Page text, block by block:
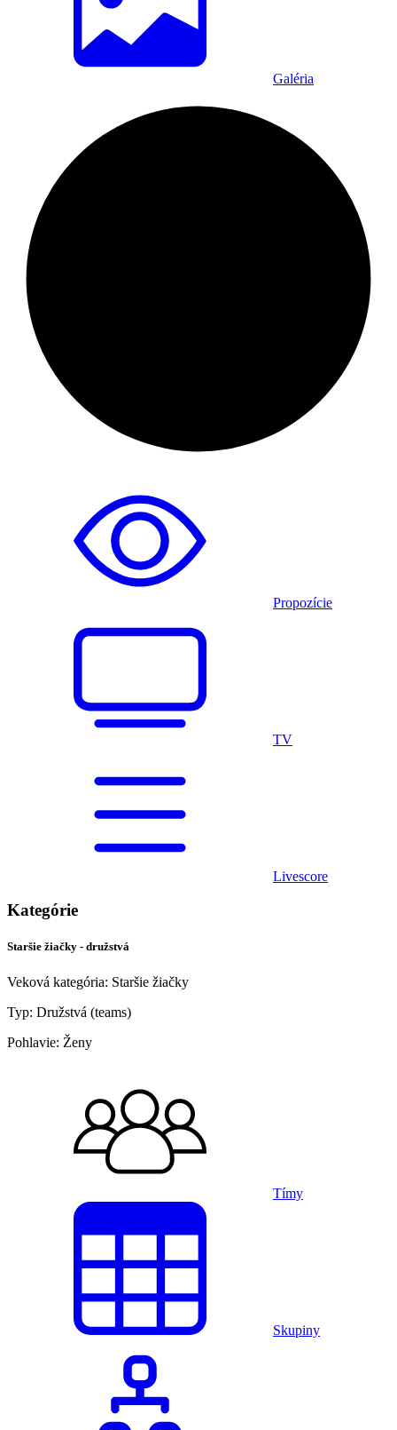
Galéria
Propozície
TV
Livescore
Kategórie
Staršie žiačky - družstvá
Veková kategória: Staršie žiačky
Typ: Družstvá (teams)
Pohlavie: Ženy
Tímy
Skupiny